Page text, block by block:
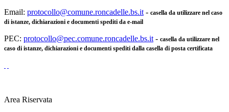
Email: protocollo@comune.roncadelle.bs.it - casella da utilizzare nel caso
di istanze, dichiarazioni e documenti spediti da e-mail
PEC: protocollo@pec.comune.roncadelle.bs.it - casella da utilizzare nel
caso di istanze, dichiarazioni e documenti spediti dalla casella di posta certificata
Area Riservata